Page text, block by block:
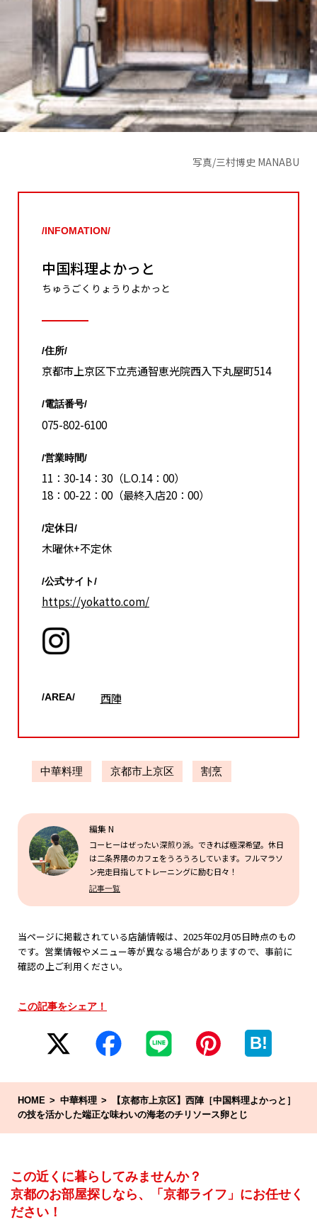
写真/三村博史 MANABU
/INFOMATION/
中国料理よかっと
ちゅうごくりょうりよかっと
/住所/
京都市上京区下立売通智恵光院西入下丸屋町514
/電話番号/
075-802-6100
/営業時間/
11：30-14：30（L.O.14：00）
18：00-22：00（最終入店20：00）
/定休日/
木曜休+不定休
/公式サイト/
https://yokatto.com/
/AREA/ 西陣
中華料理 京都市上京区 割烹
編集 N
コーヒーはぜったい深煎り派。できれば極深希望。休日
は二条界隈のカフェをうろうろしています。フルマラソ
ン完走目指してトレーニングに励む日々！
記事一覧
当ページに掲載されている店舗情報は、2025年02月05日時点のもの
です。営業情報やメニュー等が異なる場合がありますので、事前に
確認の上ご利用ください。
この記事をシェア！
B!
HOME 中華料理
【京都市上京区】西陣［中国料理よかっと］
の技を活かした端正な味わいの海老のチリソース卵とじ
この近くに暮らしてみませんか？
京都のお部屋探しなら、「京都ライフ」にお任せく
ださい！